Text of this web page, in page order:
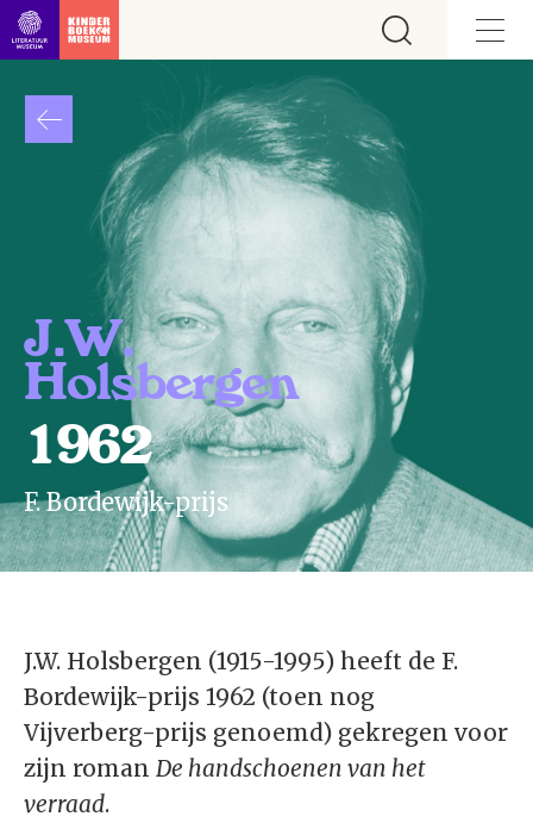
Ga direct naar inhoud
J.W.
Holsbergen
1962
F. Bordewijk-prijs
J.W. Holsbergen (1915-1995) heeft de F.
Bordewijk-prijs 1962 (toen nog
Vijverberg-prijs genoemd) gekregen voor
zijn roman De handschoenen van het
verraad.